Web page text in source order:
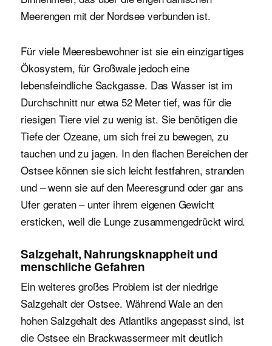
Meerengen mit der Nordsee verbunden ist.
Für viele Meeresbewohner ist sie ein einzigartiges
Ökosystem, für Großwale jedoch eine
lebensfeindliche Sackgasse. Das Wasser ist im
Durchschnitt nur etwa 52 Meter tief, was für die
riesigen Tiere viel zu wenig ist. Sie benötigen die
Tiefe der Ozeane, um sich frei zu bewegen, zu
tauchen und zu jagen. In den flachen Bereichen der
Ostsee können sie sich leicht festfahren, stranden
und – wenn sie auf den Meeresgrund oder gar ans
Ufer geraten – unter ihrem eigenen Gewicht
ersticken, weil die Lunge zusammengedrückt wird.
Salzgehalt, Nahrungsknappheit und
menschliche Gefahren
Ein weiteres großes Problem ist der niedrige
Salzgehalt der Ostsee. Während Wale an den
hohen Salzgehalt des Atlantiks angepasst sind, ist
die Ostsee ein Brackwassermeer mit deutlich